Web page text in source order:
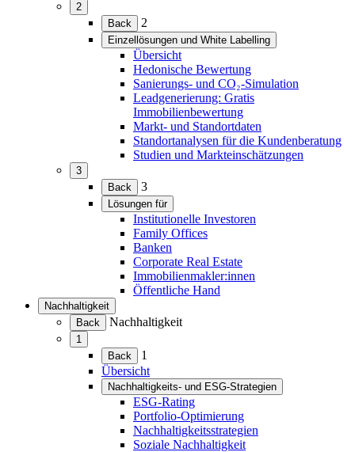
2
(Menü
erweitern)
Back 2
Einzellösungen und White Labelling
(Menü
erweitern)
Übersicht
Hedonische Bewertung
Sanierungs- und CO₂-Simulation
Leadgenerierung: Gratis
Immobilienbewertung
Markt- und Standortdaten
Standortanalysen für die Kundenberatung
Studien und Markteinschätzungen
3
(Menü
erweitern)
Back 3
Lösungen für
(Menü
erweitern)
Institutionelle Investoren
Family Offices
Banken
Corporate Real Estate
Immobilienmakler:innen
Öffentliche Hand
Nachhaltigkeit
(Menü
erweitern)
Back Nachhaltigkeit
1
(Menü
erweitern)
Back
1
Übersicht
Nachhaltigkeits- und ESG-Strategien
(Menü
erweitern)
ESG-Rating
Portfolio-Optimierung
Nachhaltigkeitsstrategien
Soziale Nachhaltigkeit